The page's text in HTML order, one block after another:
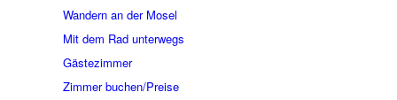
Wandern an der Mosel
Mit dem Rad unterwegs
Gästezimmer
Zimmer buchen/Preise